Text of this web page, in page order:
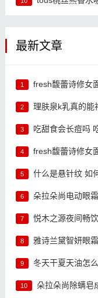
最新文章
1 fresh馥蕾诗修女
2 理肤泉k乳真的能
3 吃甜食会长痘吗
4 fresh馥蕾诗修女
5 什么是悬针纹 如
6 朵拉朵尚电动眼
7 悦木之源夜间畅
8 雅诗兰黛智妍眼
9 冬天干夏天油怎
10 朵拉朵尚除螨皂